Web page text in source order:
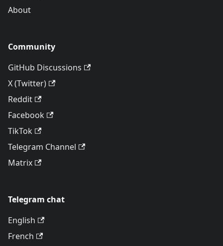
About
Community
GitHub Discussions
X (Twitter)
Reddit
Facebook
TikTok
Telegram Channel
Matrix
Telegram chat
English
French